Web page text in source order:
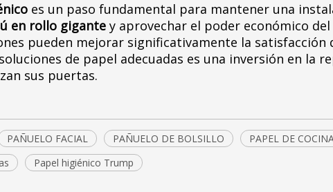
es un paso fundamental para mantener una
en rollo gigante y aprovechar el poder económico
pueden mejorar significativamente la satisfacción
de papel adecuadas es una inversión en la
sus puertas.
PAÑUELO FACIAL PAÑUELO DE BOLSILLO PAPEL DE
Papel higiénico Trump